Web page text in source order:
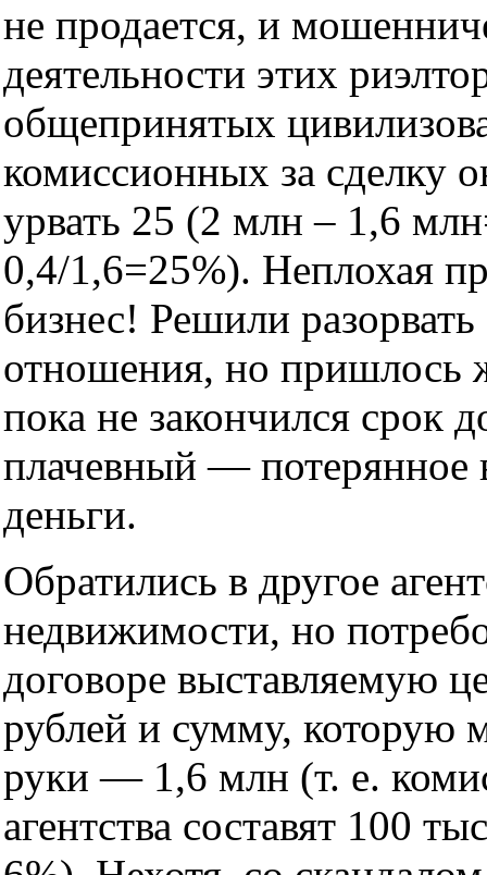
не продается, и
деятельности этих
общепринятых
комиссионных за сделку
урвать 25 (2 млн – 1,6
0,4/1,6=25%). Неплохая
бизнес! Решили
отношения, но пришлось
пока не закончился срок
плачевный — потерянное
деньги.
Обратились в другое
недвижимости, но
договоре выставляемую
рублей и сумму, которую
руки — 1,6 млн (т. е.
агентства составят 100